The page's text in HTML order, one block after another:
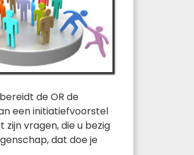
de OR de
een initiatiefvoorstel
vragen, die u bezig
dat doe je